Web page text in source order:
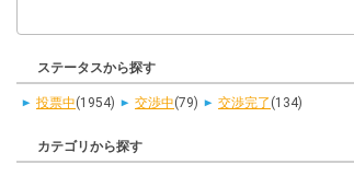
ステータスから探す
投票中(1954) 交渉中(79) 交渉完了 (134)
カテゴリから探す